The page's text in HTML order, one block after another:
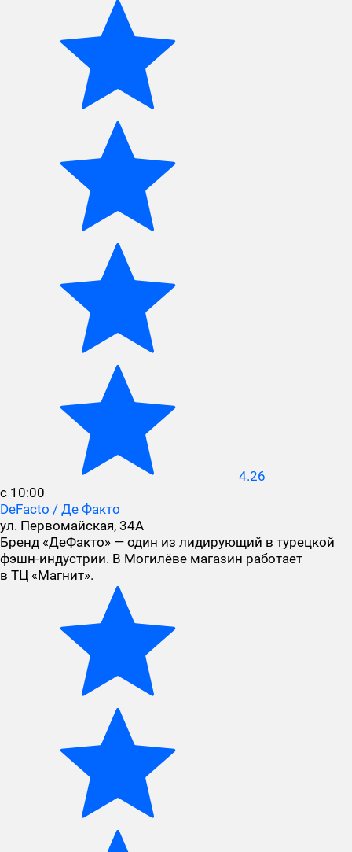
4.26
с 10:00
DeFacto / Де Факто
ул. Первомайская, 34А
Бренд «ДеФакто» — один из лидирующий в турецкой
фэшн-индустрии. В Могилёве магазин работает
в ТЦ «Магнит».